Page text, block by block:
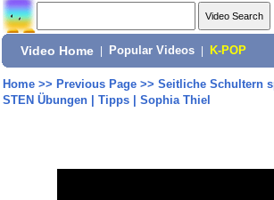
Video Home Popular Videos K-POP
Home>> Previous Page>> Seitliche Schultern
STEN Übungen | Tipps | Sophia Thiel